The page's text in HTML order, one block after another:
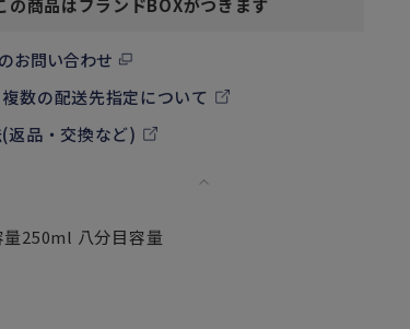
の商品はブランドBOXがつきます
お問い合わせ
数の配送先指定について
返品・交換など)
250ml 八分目容量